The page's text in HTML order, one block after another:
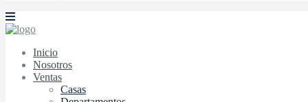
Inicio
Nosotros
Ventas
Casas